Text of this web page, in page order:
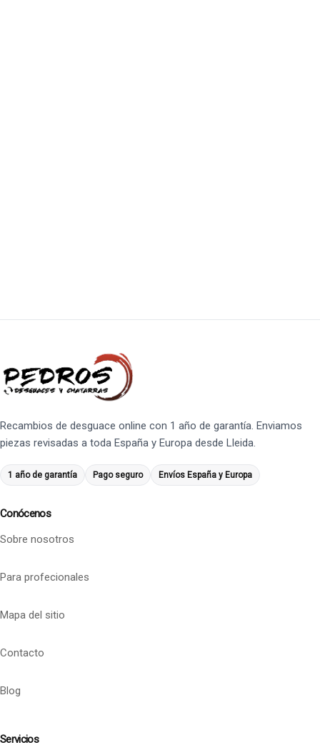
Recambios de desguace online con 1 año de garantía. Enviamos
piezas revisadas a toda España y Europa desde Lleida.
1 año de garantía Pago seguro Envíos España y Europa
Conócenos
Sobre nosotros
Para profecionales
Mapa del sitio
Contacto
Blog
Servicios